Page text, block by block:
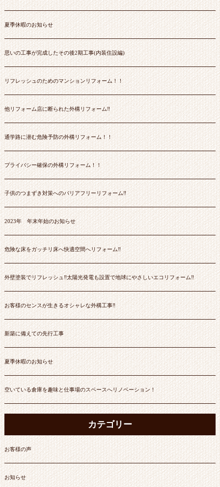
夏季休暇のお知らせ
思いの工事が完成したその後2期工事(内装住設編)
リフレッシュのためのマンションリフォーム！！
他リフォーム店に断られた外構リフォーム‼
通学路に潜む危険予防の外構リフォーム！！
プライバシー確保の外構リフォーム！！
子供のつまずき対策へのバリアフリーリフォーム‼
2023年 年末年始のお知らせ
危険な床をガッチリ床へ快適空間へリフォーム‼
外壁塗装でリフレッシュ‼太陽光発電も設置で地球にやさしいエコリフォーム‼
お客様のセンスが生きるオシャレな外構工事‼
新築に備えての先行工事
夏季休暇のお知らせ
空いている倉庫を趣味と仕事場のスペースへリノベーション！
カテゴリー
お客様の声
お知らせ